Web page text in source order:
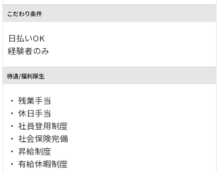
こだわり条件
日払いOK
経験者のみ
待遇/福利厚生
・ 残業手当
・ 休日手当
・ 社員登用制度
・ 社会保険完備
・ 昇給制度
・ 有給休暇制度